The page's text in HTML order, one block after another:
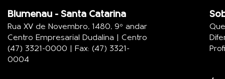
Blumenau - Santa Catarina
Rua XV de Novembro, 1480, 9º andar
Centro Empresarial Dudalina | Centro
(47) 3321-0000 | Fax: (47) 3321-
0004